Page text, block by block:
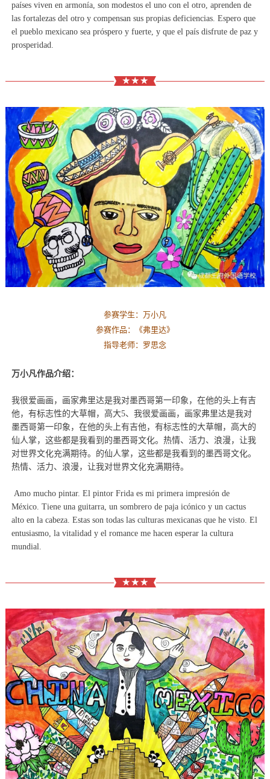
países viven en armonía, son modestos el uno con el otro, aprenden de
las fortalezas del otro y compensan sus propias deficiencias. Espero que
el pueblo mexicano sea próspero y fuerte, y que el país disfrute de paz y
prosperidad.
★ ★ ★
参赛学生：万小凡
参赛作品：《弗里达》
指导老师： 罗思念
万小凡作品介绍：
我很爱画画，画家弗里达是我对墨西哥第一印象，在他的头上有吉
他，有标志性的大草帽，高大5、我很爱画画，画家弗里达是我对
墨西哥第一印象，在他的头上有吉他，有标志性的大草帽，高大的
仙人掌，这些都是我看到的墨西哥文化。热情、活力、浪漫，让我
对世界文化充满期待。的仙人掌，这些都是我看到的墨西哥文化。
热情、活力、浪漫，让我对世界文化充满期待。
Amo mucho pintar. El pintor Frida es mi primera impresión de
México. Tiene una guitarra, un sombrero de paja icónico y un cactus
alto en la cabeza. Estas son todas las culturas mexicanas que he visto. El
entusiasmo, la vitalidad y el romance me hacen esperar la cultura
mundial.
★ ★ ★